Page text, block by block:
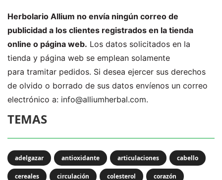
Herbolario Allium no envía ningún correo de
publicidad a los clientes registrados en la tienda
online o página web. Los datos solicitados en la
tienda y página web se emplean solamente
para tramitar pedidos. Si desea ejercer sus derechos
de olvido o borrado de sus datos envíenos un correo
electrónico a: info@alliumherbal.com.
TEMAS
adelgazar antioxidante articulaciones cabello
cereales circulación colesterol corazón